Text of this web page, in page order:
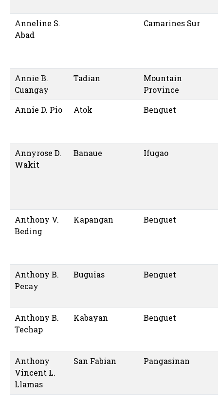
Anneline S.
Abad
Camarines Sur
Annie B.
Cuangay
Tadian
Mountain
Province
Annie D. Pio
Atok Benguet
Annyrose D.
Wakit
Banaue Ifugao
Anthony V.
Beding
Kapangan Benguet
Anthony B.
Pecay
Buguias Benguet
Anthony B.
Techap
Kabayan Benguet
Anthony
Vincent L.
Llamas
San Fabian Pangasinan